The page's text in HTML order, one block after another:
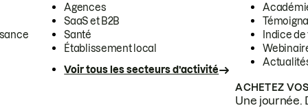
Agences
SaaS et B2B
Santé
Établissement local
Voir tous les secteurs d’activité
Indice
ACHETEZ
Une journée.